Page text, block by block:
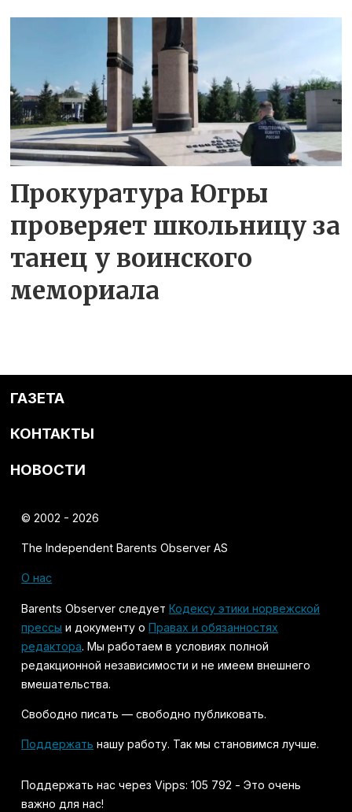
Прокуратура Югры
проверяет школьницу за
танец у воинского
мемориала
ГАЗЕТА
КОНТАКТЫ
НОВОСТИ
© 2002 - 2026
The Independent Barents Observer AS
О нас
Barents Observer следуетКодексу этики норвежской
прессы и документу оПравах и обязанностях
редактора. Мы работаем в условиях полной
редакционной независимости и не имеем внешнего
вмешательства.
Свободно писать — свободно публиковать.
Поддержать нашу работу. Так мы становимся лучше.
Поддержать нас через Vipps: 105 792 - Это очень
важно для нас!